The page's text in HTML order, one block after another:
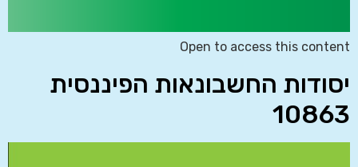
Open to access this content
יסודות החשבונאות הפיננסית
10863